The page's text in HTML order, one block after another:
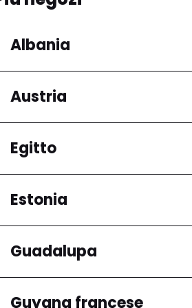
Albania
Regioni
Qarku i Tiranës
Austria
Regioni
Niederösterreich
Egitto
Regioni
Governatorato del
Estonia
Regioni
Harju maakond
Guadalupa
Regioni
Guyana francese